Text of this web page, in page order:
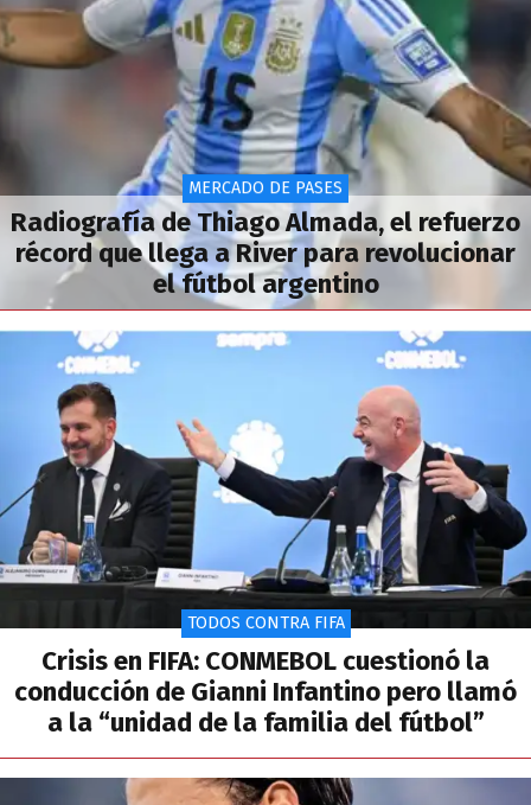
MERCADO DE PASES
Radiografía de Thiago Almada, el refuerzo
récord que llega a River para revolucionar
el fútbol argentino
TODOS CONTRA FIFA
Crisis en FIFA: CONMEBOL cuestionó la
conducción de Gianni Infantino pero llamó
a la “unidad de la familia del fútbol”